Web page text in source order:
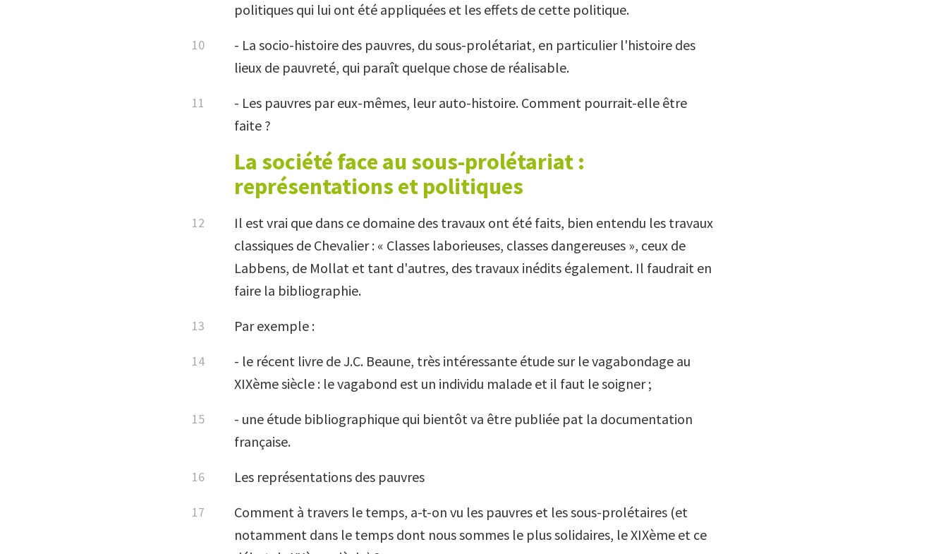
politiques qui lui ont été appliquées et les effets de cette politique.
- La socio-histoire des pauvres, du sous-prolétariat, en particulier l'histoire des
lieux de pauvreté, qui paraît quelque chose de réalisable.
- Les pauvres par eux-mêmes, leur auto-histoire. Comment pourrait-elle être
faite ?
La société face au sous-prolétariat :
représentations et politiques
Il est vrai que dans ce domaine des travaux ont été faits, bien entendu les travaux
classiques de Chevalier : « Classes laborieuses, classes dangereuses », ceux de
Labbens, de Mollat et tant d'autres, des travaux inédits également. Il faudrait en
faire la bibliographie.
Par exemple :
- le récent livre de J.C. Beaune, très intéressante étude sur le vagabondage au
XIXème siècle : le vagabond est un individu malade et il faut le soigner ;
- une étude bibliographique qui bientôt va être publiée pat la documentation
française.
Les représentations des pauvres
Comment à travers le temps, a-t-on vu les pauvres et les sous-prolétaires (et
notamment dans le temps dont nous sommes le plus solidaires, le XIXème et ce